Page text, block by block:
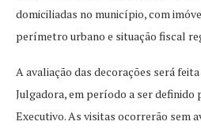
domiciliadas no município, com
perímetro urbano e situação fiscal
A avaliação das decorações será
Julgadora, em período a ser
Executivo. As visitas ocorrerão sem